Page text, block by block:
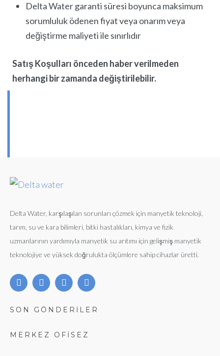
Delta Water garanti süresi boyunca maksimum
sorumluluk ödenen fiyat veya onarım veya
değiştirme maliyeti ile sınırlıdır
Satış Koşulları önceden haber verilmeden
herhangi bir zamanda değiştirilebilir.
Delta Water, karşılaşılan sorunları çözmek için manyetik teknoloji,
tarım, su ve kara bilimleri, bitki hastalıkları, kimya ve fizik
uzmanlarının yardımıyla manyetik su arıtımı için gelişmiş manyetik
teknolojiye ve yüksek doğrulukta ölçümlere sahip cihazlar üretti.
SON GÖNDERİLER
MERKEZ OFISEZ